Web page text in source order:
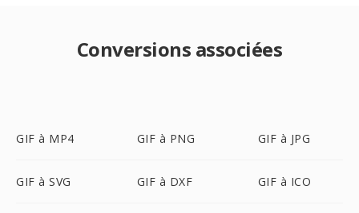
Conversions associées
GIF à MP4 GIF à PNG GIF à JPG
GIF à SVG GIF à DXF GIF à ICO